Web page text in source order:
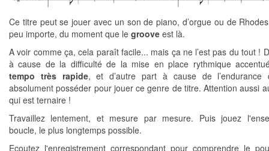
Ce titre peut se jouer avec un son de piano, d’orgue ou de
peu importe, du moment que le groove est là.
A voir comme ça, cela paraît facile... mais ça ne l’est pas du tout !
à cause de la difficulté de la mise en place rythmique
tempo très rapide, et d’autre part à cause de l’endurance
absolument posséder pour jouer ce genre de titre. Attention aussi
qui est ternaire !
Travaillez lentement, et mesure par mesure. Puis jouez
boucle, le plus longtemps possible.
Ecoutez l'enregistrement correspondant pour comprendre le